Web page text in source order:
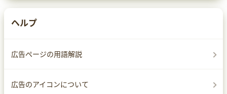
ヘルプ
広告ページの用語解説
広告のアイコンについて